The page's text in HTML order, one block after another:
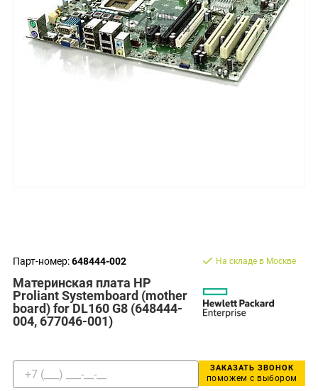
Парт-номер:648444-002
Материнская плата HP
Proliant Systemboard (mother
board) for DL160 G8 (648444-
004, 677046-001)
На складе в Москве
ЗАКАЗАТЬ ЗВОНОК
поможем с выбором